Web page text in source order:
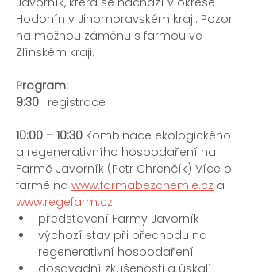
Hodonín v Jihomoravském kraji. Pozor
na možnou záměnu s farmou ve
Zlínském kraji.
Program:
9:30
	registrace
10:00 – ⁠⁠⁠⁠⁠⁠10:30 Kombinace ekologického
a regenerativního hospodaření na
Farmě Javorník (Petr Chrenčík) Více o
farmě na www.farmabezchemie.cz a
www.regefarm.cz.
představení Farmy Javorník
výchozí stav při přechodu na
regenerativní hospodaření
dosavadní zkušenosti a úskalí